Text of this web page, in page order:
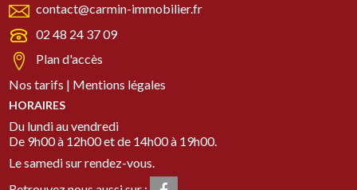
contact@carmin-immobilier.fr
02 48 24 37 09
Plan d'accès
Nos tarifs | Mentions légales
HORAIRES
Du lundi au vendredi
De 9h00 à 12h00 et de 14h00 à 19h00.
Le samedi sur rendez-vous.